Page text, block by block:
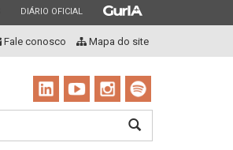
ESTADO
DIÁRIO OFICIAL ESTADO
Fale conosco Mapa do site